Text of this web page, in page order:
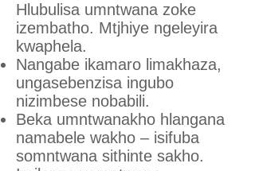
Hlubulisa umntwana zoke
izembatho. Mtjhiye ngeleyira
kwaphela.
Nangabe ikamaro limakhaza,
ungasebenzisa ingubo
nizimbese nobabili.
Beka umntwanakho hlangana
namabele wakho – isifuba
somntwana sithinte sakho.